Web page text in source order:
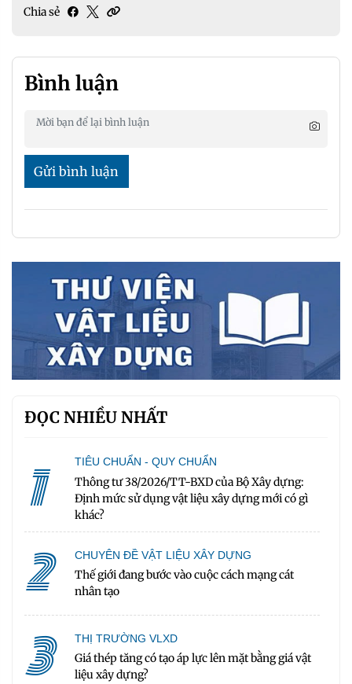
Chia sẻ
Bình luận
Gửi bình luận
ĐỌC NHIỀU NHẤT
1 TIÊU CHUẨN - QUY CHUẨN
Thông tư 38/2026/TT-BXD của Bộ Xây dựng:
Định mức sử dụng vật liệu xây dựng mới có gì
khác?
2 CHUYÊN ĐỀ VẬT LIỆU XÂY DỰNG
Thế giới đang bước vào cuộc cách mạng cát
nhân tạo
3 THỊ TRƯỜNG VLXD
Giá thép tăng có tạo áp lực lên mặt bằng giá vật
liệu xây dựng?